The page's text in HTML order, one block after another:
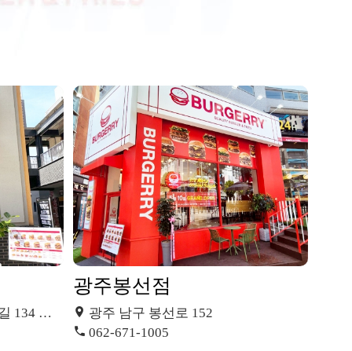
1056호
광주봉선점
광주 남구 봉선로 152
062-671-1005